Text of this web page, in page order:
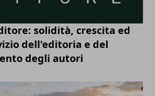
solidità, crescita ed
dell'editoria e del
degli autori